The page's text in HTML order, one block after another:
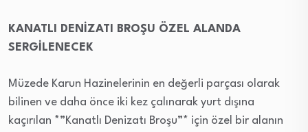
KANATLI DENİZATI BROŞU ÖZEL ALANDA
SERGİLENECEK
Müzede Karun Hazinelerinin en değerli parçası olarak
bilinen ve daha önce iki kez çalınarak yurt dışına
kaçırılan *”Kanatlı Denizatı Broşu”* için özel bir alanın